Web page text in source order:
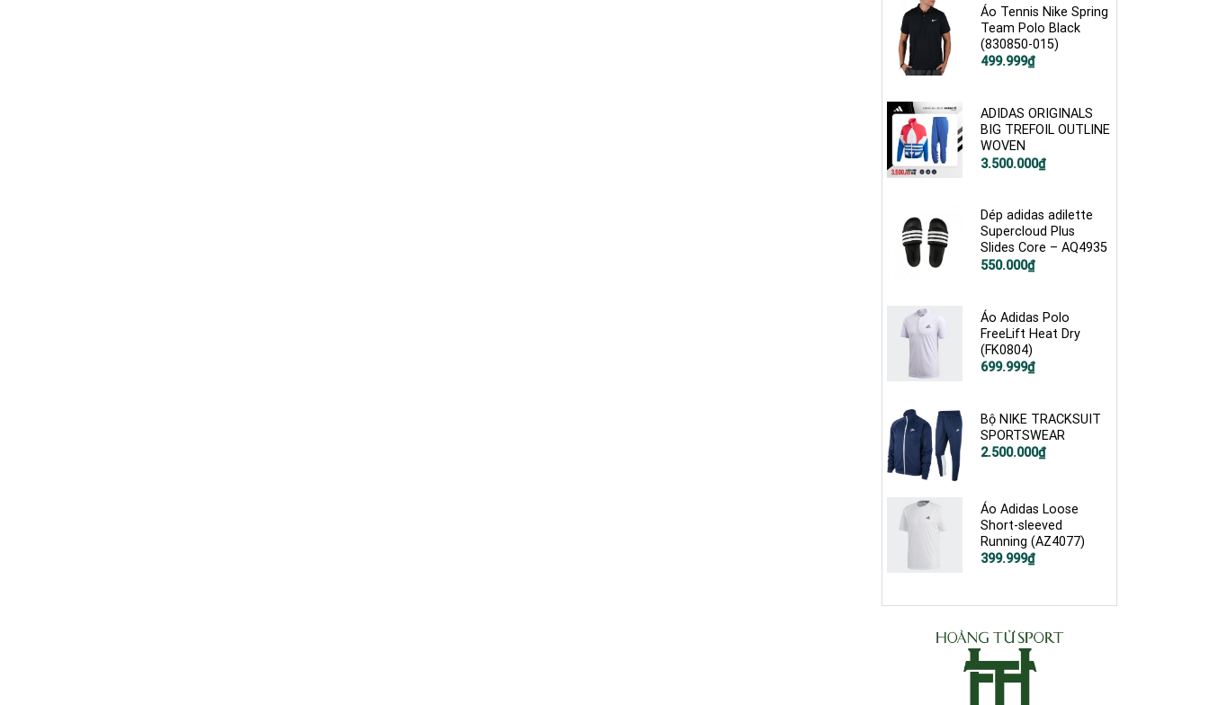
1.199.000₫.
Áo Tennis Nike Spring
Team Polo Black
(830850-015)
Giá
499.999₫
Giá
499.999₫.
ADIDAS ORIGINALS
BIG TREFOIL OUTLINE
WOVEN
Giá
3.500.000₫
Giá
3.500.000₫.
Dép adidas adilette
Supercloud Plus
Slides Core – AQ4935
Giá
550.000₫
Giá
550.000₫.
Áo Adidas Polo
FreeLift Heat Dry
(FK0804)
Giá
699.999₫
Giá
699.999₫.
Bộ NIKE TRACKSUIT
SPORTSWEAR
2.500.000₫
Áo Adidas Loose
Short-sleeved
Running (AZ4077)
Giá
399.999₫
Giá
399.999₫.